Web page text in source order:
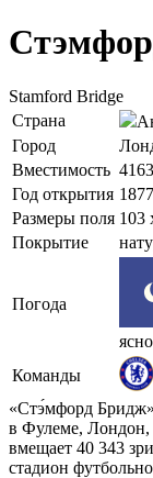
Stamford Bridge
Страна
Город
Вместимость
Год открытия 1877
Размеры поля 103
Покрытие
Погода
ясно
Команды
«Стэ́мфорд
в Фулеме, Лондон,
вмещает 40 343
стадион